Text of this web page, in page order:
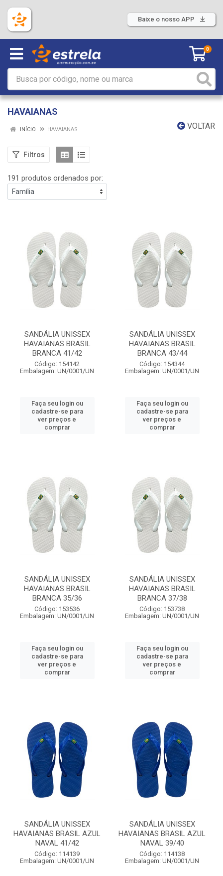
Baixe o nosso APP
0
HAVAIANAS
VOLTAR
INÍCIO HAVAIANAS
Filtros
191 produtos ordenados por:
SANDÁLIA UNISSEX
HAVAIANAS BRASIL
BRANCA 41/42
Código: 154142
Embalagem: UN/0001/UN
Faça seu login ou
cadastre-se para
ver preços e
comprar
SANDÁLIA UNISSEX
HAVAIANAS BRASIL
BRANCA 43/44
Código: 154344
Embalagem: UN/0001/UN
Faça seu login ou
cadastre-se para
ver preços e
comprar
SANDÁLIA UNISSEX
HAVAIANAS BRASIL
BRANCA 35/36
Código: 153536
Embalagem: UN/0001/UN
Faça seu login ou
cadastre-se para
ver preços e
comprar
SANDÁLIA UNISSEX
HAVAIANAS BRASIL
BRANCA 37/38
Código: 153738
Embalagem: UN/0001/UN
Faça seu login ou
cadastre-se para
ver preços e
comprar
SANDÁLIA UNISSEX
HAVAIANAS BRASIL AZUL
NAVAL 41/42
Código: 114139
Embalagem: UN/0001/UN
SANDÁLIA UNISSEX
HAVAIANAS BRASIL AZUL
NAVAL 39/40
Código: 114138
Embalagem: UN/0001/UN